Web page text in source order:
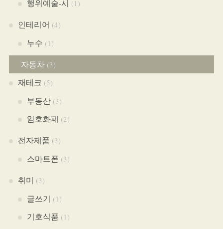
행위예술-시 (1)
인테리어 (4)
누수 (1)
자동차(3)
재테크 (5)
부동산(3)
암호화폐 (2)
전자제품 (3)
스마트폰 (3)
취미 (3)
글쓰기 (1)
기호식품 (1)